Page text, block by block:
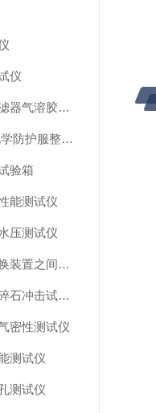
仪
全自动空气过滤器气溶胶细菌截留测试仪
傲颖 便捷式化学防护服整体气密性测试仪
验箱
能测试仪
压测试仪
分供气管与转换装置之间连接强度试验机
动力电池包耐碎石冲击试验机
密性测试仪
测试仪
测试仪